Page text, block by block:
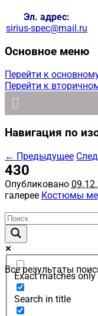
Эл. адрес:
sirius-spec@mail.ru
Основное меню
Перейти к
Перейти к
Навигация по
← Предыдущее
430
Опубликовано
галерее Костюмы
Все результаты
Exact matches only
Search in title